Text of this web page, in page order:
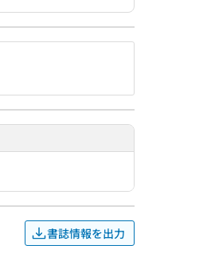
書誌情報を出力